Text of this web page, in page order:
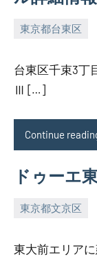
東京都台東区
SEZIMO
台東区千束3丁
Ⅲ […]
Continue
ドゥーエ
東京都文京区
SEZIMO
東大前エリア